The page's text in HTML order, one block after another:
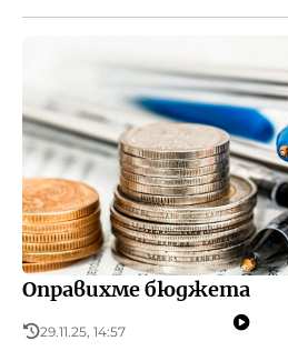
Оправихме бюджета
29.11.25, 14:57